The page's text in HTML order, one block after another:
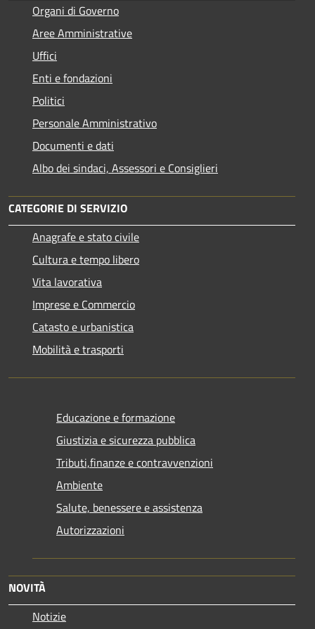
Organi di Governo
Aree Amministrative
Uffici
Enti e fondazioni
Politici
Personale Amministrativo
Documenti e dati
Albo dei sindaci, Assessori e Consiglieri
CATEGORIE DI SERVIZIO
Anagrafe e stato civile
Cultura e tempo libero
Vita lavorativa
Imprese e Commercio
Catasto e urbanistica
Mobilità e trasporti
Educazione e formazione
Giustizia e sicurezza pubblica
Tributi,finanze e contravvenzioni
Ambiente
Salute, benessere e assistenza
Autorizzazioni
NOVITÀ
Notizie